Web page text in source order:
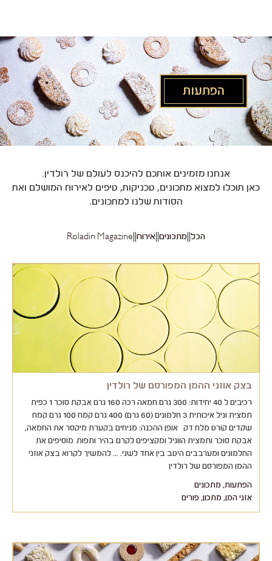
הפתעות
אנחנו מזמינים אותכם להיכנס לעולם של רולדין.
כאן תוכלו למצוא מתכונים, טכניקות, טיפים לאירוח המושלם ואת
הסודות שלנו למתכונים.
הכל מתכונים אירוח Roladin Magazine
בצק אוזני ההמן המפורסם של רולדין
רכיבים ל 40 יחידות: 300 גרם חמאה רכה 160 גרם אבקת סוכר 1 כפית
תמצית וניל איכותית 3 חלמונים (60 גרם) 400 גרם קמח 100 גרם קמח
שקדים קורט מלח דק אופן ההכנה: מניחים בקערת מיקסר את החמאה,
אבקת סוכר ותמצית הווניל ומקציפים לקרם בהיר ותפוח. מוסיפים את
החלמונים ומערבבים היטב בין אחד לשני. … להמשיך לקרוא בצק אוזני
ההמן המפורסם של רולדין
הפתעות, מתכונים
אזני המן, מתכון, פורים